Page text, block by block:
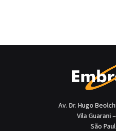
Av. Dr. Hugo
Vila Guarani
São